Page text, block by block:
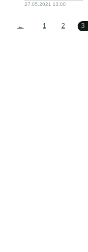
27.05.2021 13:00
← 1 2 3